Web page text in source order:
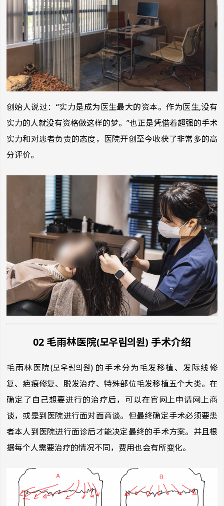
创始人说过：“实力是成为医生最大的资本。作为医生,没有
实力的人就没有资格做这样的梦。”也正是凭借着超强的手术
实力和对患者负责的态度，医院开创至今收获了非常多的高
分评价。
02 毛雨林医院(모우림의원) 手术介绍
毛雨林医院(모우림의원) 的手术分为毛发移植、发际线修
复、疤痕修复、脱发治疗、特殊部位毛发移植五个大类。在
确定了自己想要进行的治疗后，可以在官网上申请网上商
谈，或是到医院进行面对面商谈。但最终确定手术必须要患
者本人到医院进行面诊后才能决定最终的手术方案。并且根
据每个人需要治疗的情况不同，费用也会有所变化。